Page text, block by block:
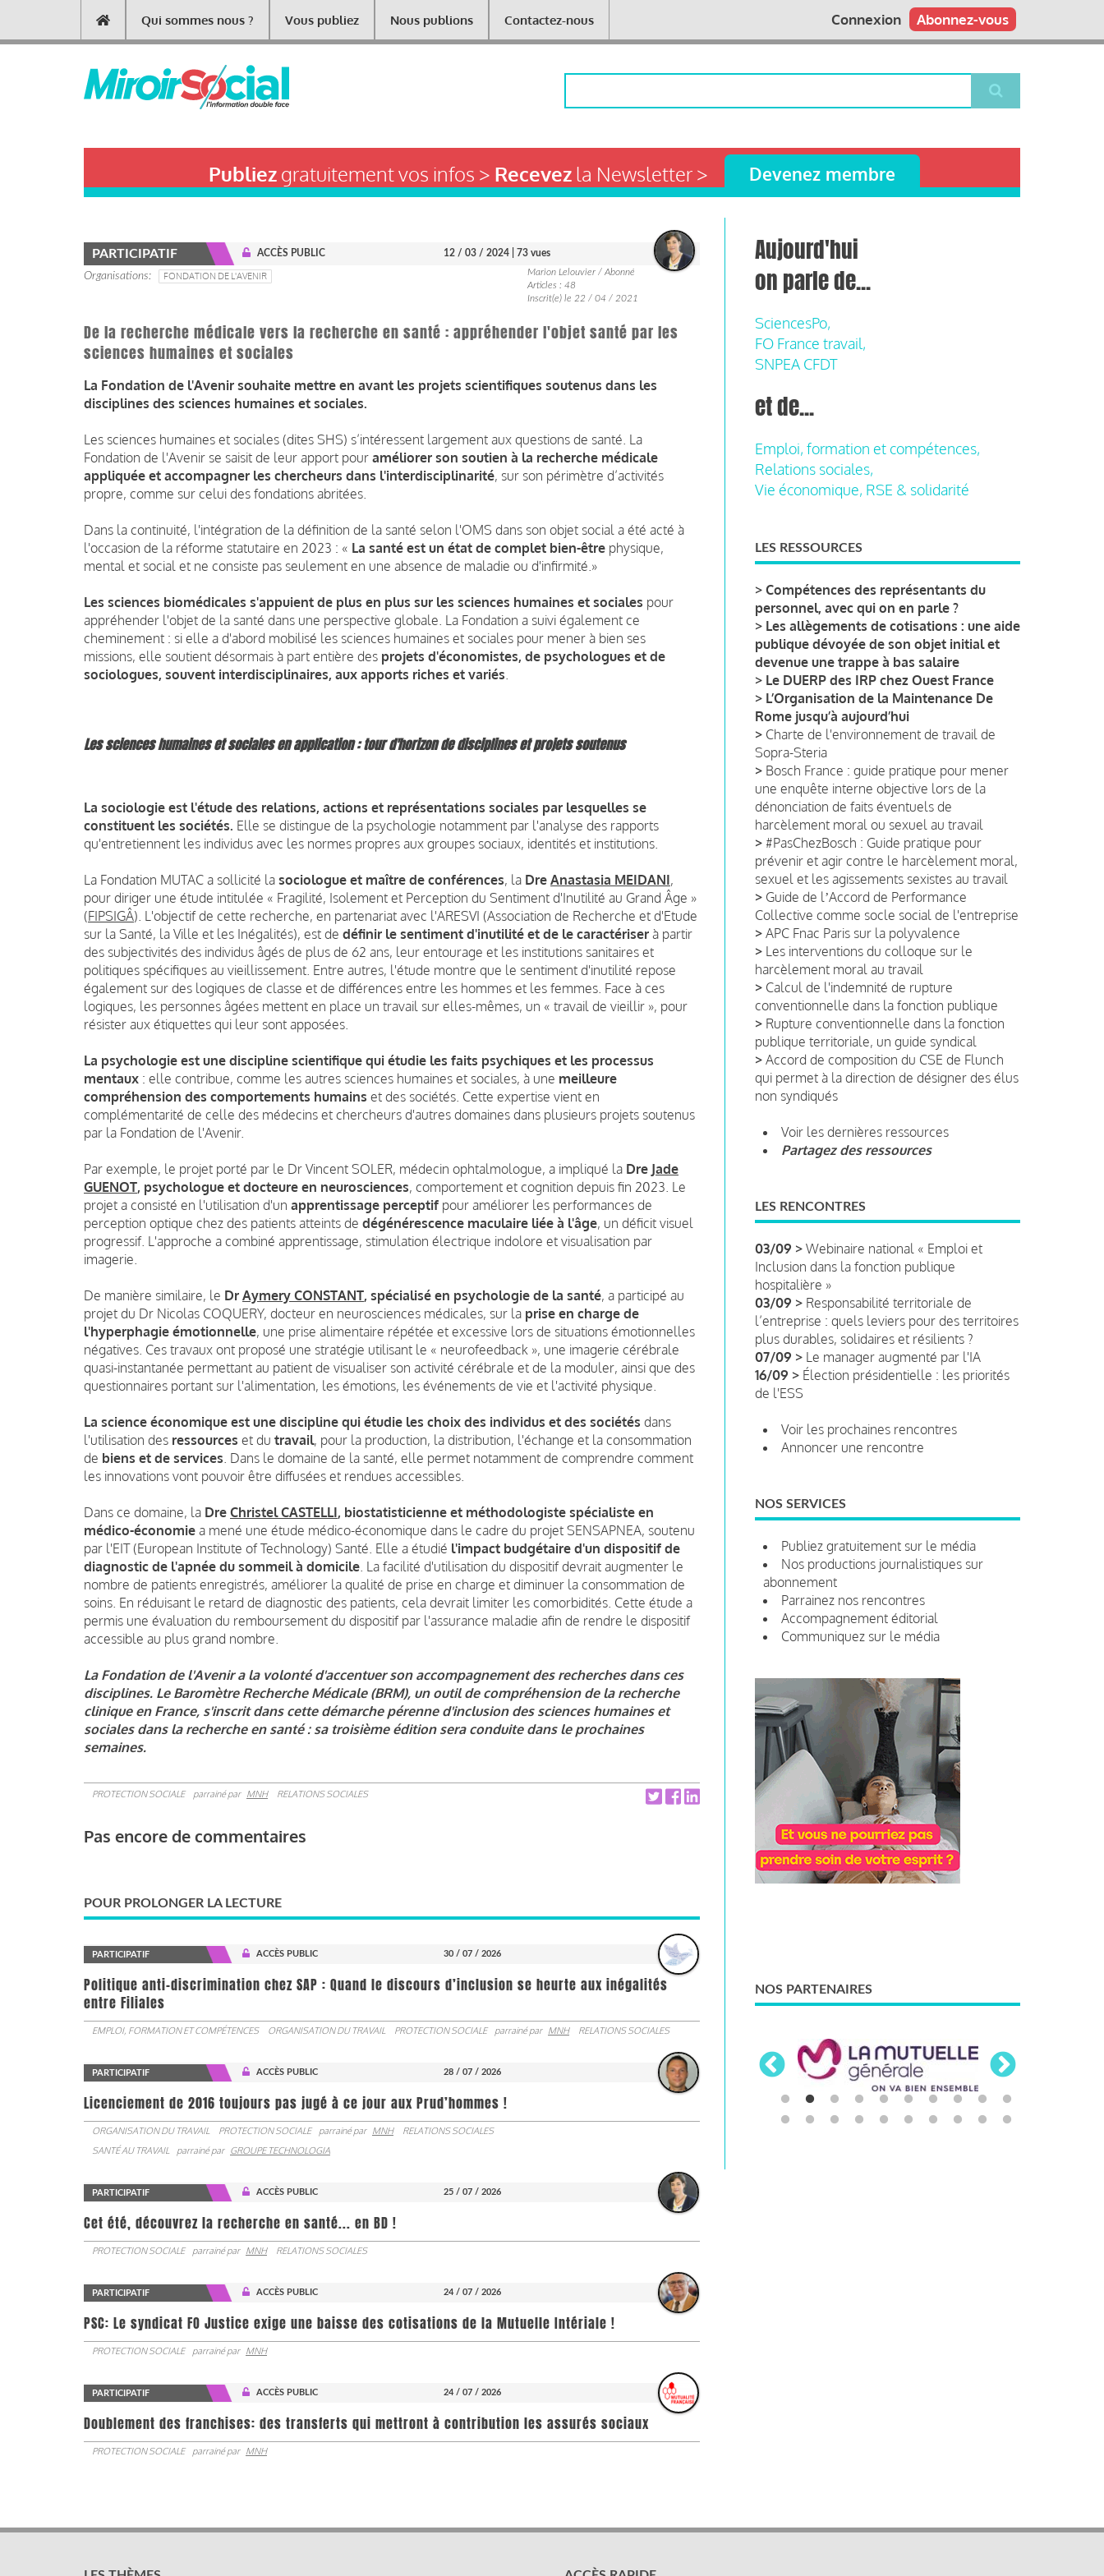
contenu
Main
navigation
Qui sommes nous ? Vous publiez Nous publions Contactez-nous Abonnez-vous
Connexion
Publiezgratuitement vos infos > Recevezla Newsletter > Devenez membre
PARTICIPATIF ACCÈS PUBLIC 12 / 03 / 2024 | 73 vues
Organisations FONDATION DE L'AVENIR
Marion Lelouvier / Abonné
Articles : 48
Inscrit(e) le 22 / 04 / 2021
De la recherche médicale vers la recherche en santé : appréhender l'objet santé par les
sciences humaines et sociales
La Fondation de l'Avenir souhaite mettre en avant les projets scientifiques soutenus dans les
disciplines des sciences humaines et sociales.
Les sciences humaines et sociales (dites SHS) s’intéressent largement aux questions de santé. La
Fondation de l'Avenir se saisit de leur apport pour améliorer son soutien à la recherche médicale
appliquée et accompagner les chercheurs dans l'interdisciplinarité, sur son périmètre d’activités
propre, comme sur celui des fondations abritées.
Dans la continuité, l'intégration de la définition de la santé selon l'OMS dans son objet social a été acté à
l'occasion de la réforme statutaire en 2023 : « La santé est un état de complet bien-être physique,
mental et social et ne consiste pas seulement en une absence de maladie ou d'infirmité.»
Les sciences biomédicales s'appuient de plus en plus sur les sciences humaines et sociales pour
appréhender l'objet de la santé dans une perspective globale. La Fondation a suivi également ce
cheminement : si elle a d'abord mobilisé les sciences humaines et sociales pour mener à bien ses
missions, elle soutient désormais à part entière des projets d'économistes, de psychologues et de
sociologues, souvent interdisciplinaires, aux apports riches et variés
Les sciences humaines et sociales en application : tour d'horizon de disciplines et projets soutenus
La sociologie est l'étude des relations, actions et représentations sociales par lesquelles se
constituent les sociétés. Elle se distingue de la psychologie notamment par l'analyse des rapports
qu'entretiennent les individus avec les normes propres aux groupes sociaux, identités et institutions.
La Fondation MUTAC a sollicité la sociologue et maître de conférences, la Dre Anastasia MEIDANI,
pour diriger une étude intitulée « Fragilité, Isolement et Perception du Sentiment d'Inutilité au Grand Âge »
(FIPSIGÂ). L'objectif de cette recherche, en partenariat avec l'ARESVI (Association de Recherche et d'Etude
sur la Santé, la Ville et les Inégalités), est de définir le sentiment d'inutilité et de le caractériser à partir
des subjectivités des individus âgés de plus de 62 ans, leur entourage et les institutions sanitaires et
politiques spécifiques au vieillissement. Entre autres, l'étude montre que le sentiment d'inutilité repose
également sur des logiques de classe et de différences entre les hommes et les femmes. Face à ces
logiques, les personnes âgées mettent en place un travail sur elles-mêmes, un « travail de vieillir », pour
résister aux étiquettes qui leur sont apposées.
La psychologie est une discipline scientifique qui étudie les faits psychiques et les processus
mentaux : elle contribue, comme les autres sciences humaines et sociales, à une meilleure
compréhension des comportements humains et des sociétés. Cette expertise vient en
complémentarité de celle des médecins et chercheurs d'autres domaines dans plusieurs projets soutenus
par la Fondation de l'Avenir.
Par exemple, le projet porté par le Dr Vincent SOLER, médecin ophtalmologue, a impliqué la Dre Jade
GUENOT, psychologue et docteure en neurosciences, comportement et cognition depuis fin 2023. Le
projet a consisté en l'utilisation d'un apprentissage perceptif pour améliorer les performances de
perception optique chez des patients atteints de dégénérescence maculaire liée à l'âge, un déficit visuel
progressif. L'approche a combiné apprentissage, stimulation électrique indolore et visualisation par
imagerie.
De manière similaire, le Dr Aymery CONSTANT, spécialisé en psychologie de la santé, a participé au
projet du Dr Nicolas COQUERY, docteur en neurosciences médicales, sur la prise en charge de
l'hyperphagie émotionnelle, une prise alimentaire répétée et excessive lors de situations émotionnelles
négatives. Ces travaux ont proposé une stratégie utilisant le « neurofeedback », une imagerie cérébrale
quasi-instantanée permettant au patient de visualiser son activité cérébrale et de la moduler, ainsi que des
questionnaires portant sur l'alimentation, les émotions, les événements de vie et l'activité physique.
La science économique est une discipline qui étudie les choix des individus et des sociétés dans
l'utilisation des ressources et du travail, pour la production, la distribution, l'échange et la consommation
de biens et de services . Dans le domaine de la santé, elle permet notamment de comprendre comment
les innovations vont pouvoir être diffusées et rendues accessibles.
Dans ce domaine, la Dre Christel CASTELLI, biostatisticienne et méthodologiste spécialiste en
médico-économie a mené une étude médico-économique dans le cadre du projet SENSAPNEA, soutenu
par l'EIT (European Institute of Technology) Santé. Elle a étudié l'impact budgétaire d'un dispositif de
diagnostic de l'apnée du sommeil à domicile . La facilité d'utilisation du dispositif devrait augmenter le
nombre de patients enregistrés, améliorer la qualité de prise en charge et diminuer la consommation de
soins. En réduisant le retard de diagnostic des patients, cela devrait limiter les comorbidités. Cette étude a
permis une évaluation du remboursement du dispositif par l'assurance maladie afin de rendre le dispositif
accessible au plus grand nombre.
La Fondation de l'Avenir a la volonté d'accentuer son accompagnement des recherches dans ces
disciplines. Le Baromètre Recherche Médicale (BRM), un outil de compréhension de la recherche
clinique en France, s'inscrit dans cette démarche pérenne d'inclusion des sciences humaines et
sociales dans la recherche en santé : sa troisième édition sera conduite dans le prochaines
semaines.
PROTECTION SOCIALE parrainé par MNH RELATIONS SOCIALES
Pas encore de commentaires
POUR PROLONGER LA LECTURE
PARTICIPATIF ACCÈS PUBLIC 30 / 07 / 2026
Politique anti-discrimination chez SAP : Quand le discours d’inclusion se heurte aux inégalités
entre Filiales
EMPLOI, FORMATION ET COMPÉTENCES ORGANISATION DU TRAVAIL PROTECTION SOCIALE parrainé par MNH RELATIONS SOCIALES
PARTICIPATIF ACCÈS PUBLIC 28 / 07 / 2026
Licenciement de 2016 toujours pas jugé à ce jour aux Prud’hommes !
ORGANISATION DU TRAVAIL PROTECTION SOCIALE parrainé par MNH
RELATIONS SOCIALES
SANTÉ AU TRAVAIL
parrainé par GROUPE TECHNOLOGIA
PARTICIPATIF ACCÈS PUBLIC 25 / 07 / 2026
Cet été, découvrez la recherche en santé... en BD !
PROTECTION SOCIALE parrainé par MNH RELATIONS SOCIALES
PARTICIPATIF ACCÈS PUBLIC 24 / 07 / 2026
PSC: Le syndicat FO Justice exige une baisse des cotisations de la Mutuelle Intériale !
PROTECTION SOCIALE parrainé par MNH
PARTICIPATIF ACCÈS PUBLIC 24 / 07 / 2026
Doublement des franchises: des transferts qui mettront à contribution les assurés sociaux
PROTECTION SOCIALE parrainé par MNH
Aujourd'hui
on parle de...
SciencesPo,
FO France travail,
SNPEA CFDT
et de...
Emploi, formation et compétences,
Relations sociales,
Vie économique, RSE & solidarité
LES RESSOURCES
> Compétences des représentants du
personnel, avec qui on en parle ?
> Les allègements de cotisations : une aide
publique dévoyée de son objet initial et
devenue une trappe à bas salaire
> Le DUERP des IRP chez Ouest France
> L’Organisation de la Maintenance De
Rome jusqu’à aujourd’hui
> Charte de l'environnement de travail de
Sopra-Steria
> Bosch France : guide pratique pour mener
une enquête interne objective lors de la
dénonciation de faits éventuels de
harcèlement moral ou sexuel au travail
> #PasChezBosch : Guide pratique pour
prévenir et agir contre le harcèlement moral,
sexuel et les agissements sexistes au travail
> Guide de lʼAccord de Performance
Collective comme socle social de l'entreprise
> APC Fnac Paris sur la polyvalence
> Les interventions du colloque sur le
harcèlement moral au travail
> Calcul de l'indemnité de rupture
conventionnelle dans la fonction publique
> Rupture conventionnelle dans la fonction
publique territoriale, un guide syndical
> Accord de composition du CSE de Flunch
qui permet à la direction de désigner des élus
non syndiqués
Voir les dernières ressources
Partagez des ressources
LES RENCONTRES
03/09 > Webinaire national « Emploi et
Inclusion dans la fonction publique
hospitalière »
03/09 > Responsabilité territoriale de
l’entreprise : quels leviers pour des territoires
plus durables, solidaires et résilients ?
07/09 > Le manager augmenté par l'IA
16/09 > Élection présidentielle : les priorités
de l'ESS
Voir les prochaines rencontres
Annoncer une rencontre
NOS SERVICES
Publiez gratuitement sur le média
Nos productions journalistiques sur
abonnement
Parrainez nos rencontres
Accompagnement éditorial
Communiquez sur le média
NOS PARTENAIRES